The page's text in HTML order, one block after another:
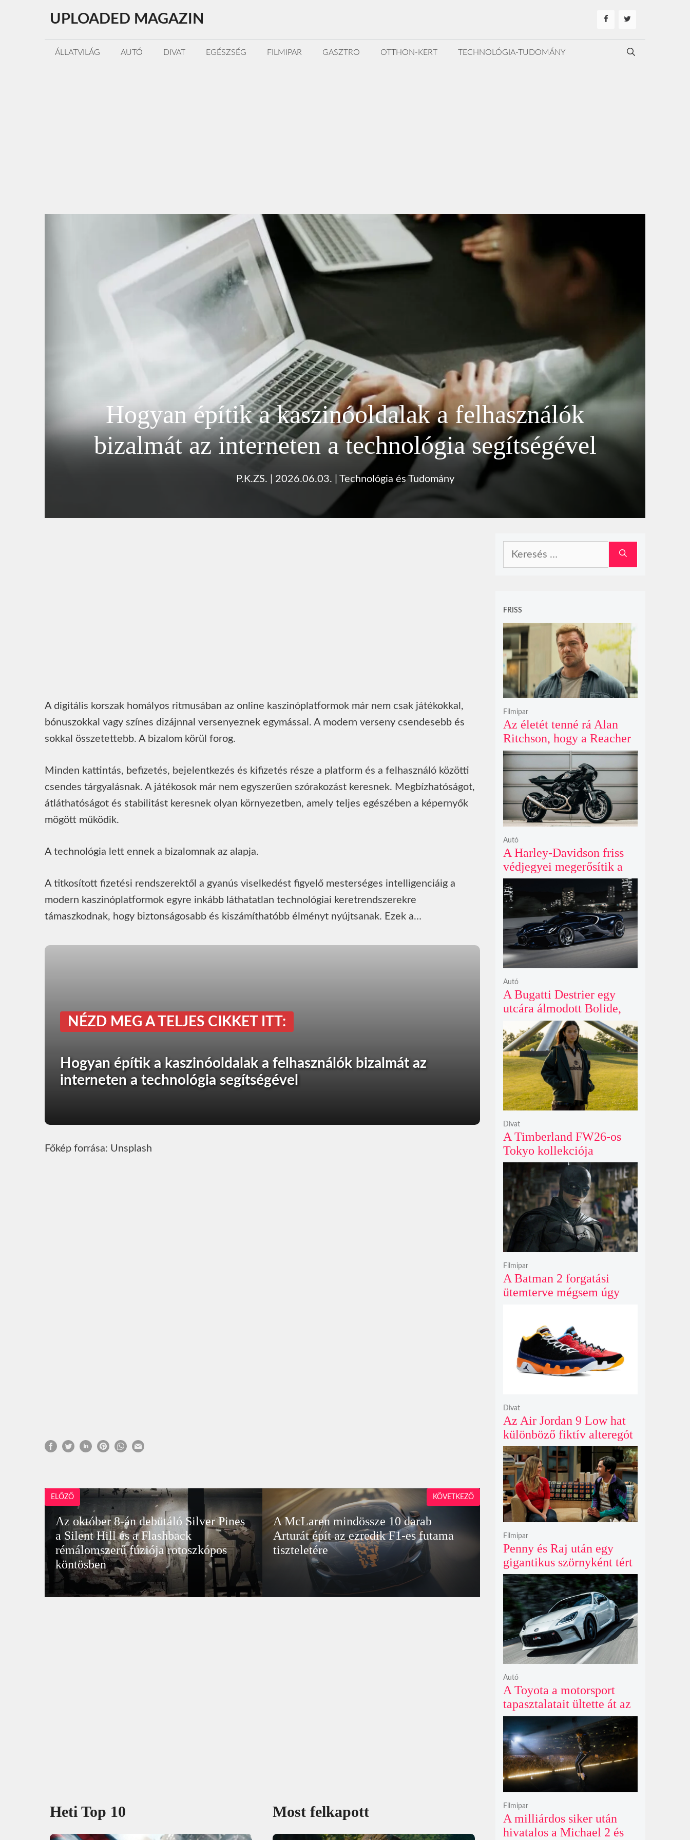
tartalomba
UPLOADED MAGAZIN
ÁLLATVILÁG AUTÓ DIVAT EGÉSZSÉG FILMIPAR GASZTRO OTTHON-KERT TECHNOLÓGIA-TUDOMÁNY
Hogyan építik a kaszinóoldalak a felhasználók
bizalmát az interneten a technológia segítségével
P.K.ZS. 2026.06.03. Technológia és Tudomány
A digitális korszak homályos ritmusában az online kaszinóplatformok már nem csak játékokkal,
bónuszokkal vagy színes dizájnnal versenyeznek egymással. A modern verseny csendesebb és
sokkal összetettebb. A bizalom körül forog.
Minden kattintás, befizetés, bejelentkezés és kifizetés része a platform és a felhasználó közötti
csendes tárgyalásnak. A játékosok már nem egyszerűen szórakozást keresnek. Megbízhatóságot,
átláthatóságot és stabilitást keresnek olyan környezetben, amely teljes egészében a képernyők
mögött működik.
A technológia lett ennek a bizalomnak az alapja.
A titkosított fizetési rendszerektől a gyanús viselkedést figyelő mesterséges intelligenciáig a
modern kaszinóplatformok egyre inkább láthatatlan technológiai keretrendszerekre
támaszkodnak, hogy biztonságosabb és kiszámíthatóbb élményt nyújtsanak. Ezek a…
NÉZD MEG A TELJES CIKKET ITT:
Hogyan építik a kaszinóoldalak a felhasználók bizalmát az
interneten a technológia segítségével
Főkép forrása: Unsplash
ELŐZŐ
Az október 8-án debütáló Silver Pines
a Silent Hill és a Flashback
rémálomszerű fúziója rotoszkópos
köntösben
A McLaren mindössze 10 darab
Arturát épít az ezredik F1-es futama
tiszteletére
KÖVETKEZŐ
Heti Top 10 Most felkapott
FRISS
Az életét tenné rá Alan
Ritchson, hogy a Reacher
negyedik évada mindent
felülmúl
Filmipar
A Harley-Davidson friss
védjegyei megerősítik a
lenyűgöző café racer és
flat tracker szériagyártását
Autó
A Bugatti Destrier egy
utcára álmodott Bolide,
ami a pályaautók
brutalitását öltözteti
egyedi karosszériába
Autó
A Timberland FW26-os
Tokyo kollekciója
flanellel, kordbársonnyal
és bőrrel gondolja újra az
időtlen örökséget
Divat
A Batman 2 forgatási
ütemterve mégsem úgy
Filmipar
Az Air Jordan 9 Low hat
különböző fiktív alteregót
gyúr egyetlen őrült
dizájnba
Divat
Penny és Raj után egy
gigantikus szörnyként tért
vissza valaki az
Agymenők legújabb spin-
offjában
Filmipar
A Toyota a motorsport
tapasztalatait ültette át az
új GR86 vezethetőségébe
és biztonságába
Autó
A milliárdos siker után
hivatalos a Michael 2 és
Filmipar